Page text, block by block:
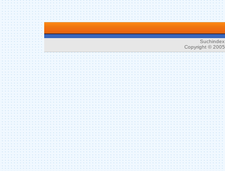
Copyright ©